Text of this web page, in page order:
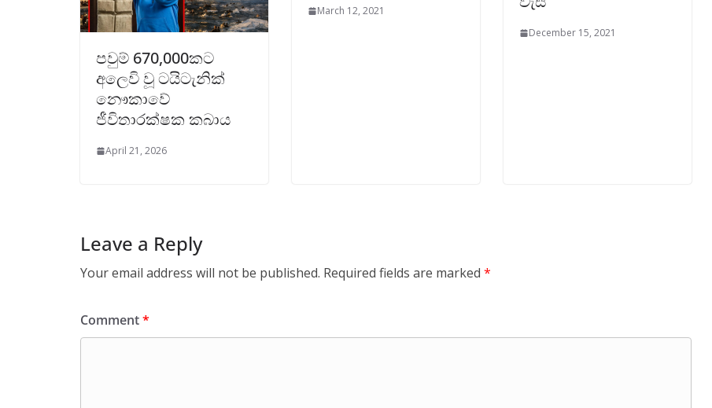
පවුම් 670,000කට
අලෙවි වූ ටයිටැනික්
නෞකාවේ
ජීවිතාරක්ෂක කබාය
April 21, 2026
March 12, 2021
December 15, 2021
Leave a Reply
Your email address will not be published. Required fields are marked *
Comment*